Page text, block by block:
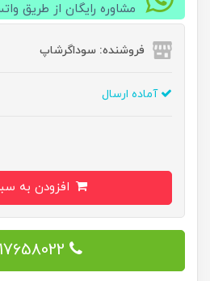
مشاوره رایگان از طریق
فروشنده: سوداگرشاپ
آماده ارسال